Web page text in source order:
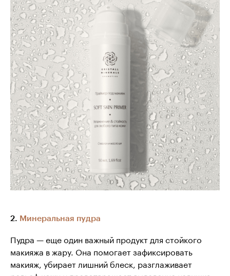
2. Минеральная пудра
Пудра — еще один важный продукт для стойкого
макияжа в жару. Она помогает зафиксировать
макияж, убирает лишний блеск, разглаживает